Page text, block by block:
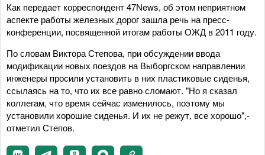
Как передает корреспондент 47News, об этом неприятном
аспекте работы железных дорог зашла речь на пресс-
конференции, посвященной итогам работы ОЖД в 2011 году.
По словам Виктора Степова, при обсуждении ввода
модификации новых поездов на Выборгском направлении
инженеры просили установить в них пластиковые сиденья,
ссылаясь на то, что их все равно сломают. "Но я сказал
коллегам, что время сейчас изменилось, поэтому мы
установили хорошие сиденья. И их не режут, все хорошо",-
отметил Степов.